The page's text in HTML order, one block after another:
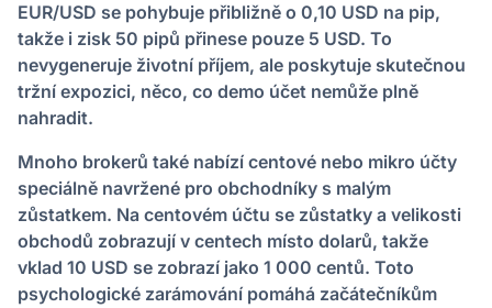
EUR/USD se pohybuje přibližně o 0,10 USD na pip,
takže i zisk 50 pipů přinese pouze 5 USD. To
nevygeneruje životní příjem, ale poskytuje skutečnou
tržní expozici, něco, co demo účet nemůže plně
nahradit.
Mnoho brokerů také nabízí centové nebo mikro účty
speciálně navržené pro obchodníky s malým
zůstatkem. Na centovém účtu se zůstatky a velikosti
obchodů zobrazují v centech místo dolarů, takže
vklad 10 USD se zobrazí jako 1 000 centů. Toto
psychologické zarámování pomáhá začátečníkům